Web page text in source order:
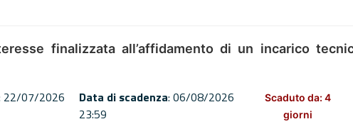
finalizzata all’affidamento di un incarico
22/07/2026
Data di scadenza: 06/08/2026
23:59
Scaduto da: 4
giorni